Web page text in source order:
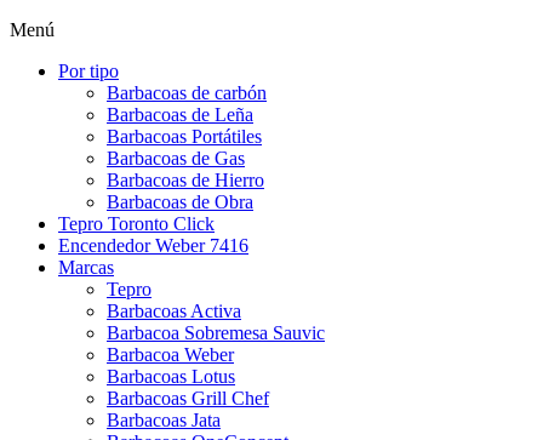
Menú
Por tipo
Barbacoas de carbón
Barbacoas de Leña
Barbacoas Portátiles
Barbacoas de Gas
Barbacoas de Hierro
Barbacoas de Obra
Tepro Toronto Click
Encendedor Weber 7416
Marcas
Tepro
Barbacoas Activa
Barbacoa Sobremesa Sauvic
Barbacoa Weber
Barbacoas Lotus
Barbacoas Grill Chef
Barbacoas Jata